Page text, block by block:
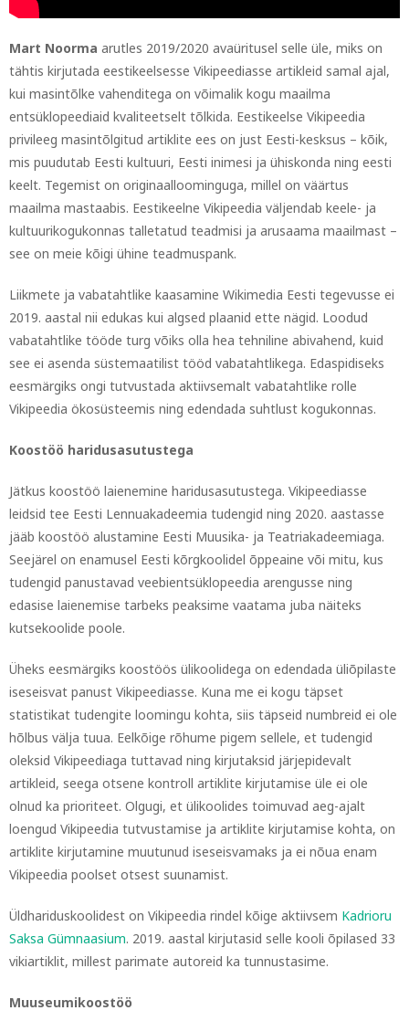
Mart Noorma arutles 2019/2020 avaüritusel selle üle, miks on
tähtis kirjutada eestikeelsesse Vikipeediasse artikleid samal ajal,
kui masintõlke vahenditega on võimalik kogu maailma
entsüklopeediaid kvaliteetselt tõlkida. Eestikeelse Vikipeedia
privileeg masintõlgitud artiklite ees on just Eesti-kesksus – kõik,
mis puudutab Eesti kultuuri, Eesti inimesi ja ühiskonda ning eesti
keelt. Tegemist on originaalloominguga, millel on väärtus
maailma mastaabis. Eestikeelne Vikipeedia väljendab keele- ja
kultuurikogukonnas talletatud teadmisi ja arusaama maailmast –
see on meie kõigi ühine teadmuspank.
Liikmete ja vabatahtlike kaasamine Wikimedia Eesti tegevusse ei
2019. aastal nii edukas kui algsed plaanid ette nägid. Loodud
vabatahtlike tööde turg võiks olla hea tehniline abivahend, kuid
see ei asenda süstemaatilist tööd vabatahtlikega. Edaspidiseks
eesmärgiks ongi tutvustada aktiivsemalt vabatahtlike rolle
Vikipeedia ökosüsteemis ning edendada suhtlust kogukonnas.
Koostöö haridusasutustega
Jätkus koostöö laienemine haridusasutustega. Vikipeediasse
leidsid tee Eesti Lennuakadeemia tudengid ning 2020. aastasse
jääb koostöö alustamine Eesti Muusika- ja Teatriakadeemiaga.
Seejärel on enamusel Eesti kõrgkoolidel õppeaine või mitu, kus
tudengid panustavad veebientsüklopeedia arengusse ning
edasise laienemise tarbeks peaksime vaatama juba näiteks
kutsekoolide poole.
Üheks eesmärgiks koostöös ülikoolidega on edendada üliõpilaste
iseseisvat panust Vikipeediasse. Kuna me ei kogu täpset
statistikat tudengite loomingu kohta, siis täpseid numbreid ei ole
hõlbus välja tuua. Eelkõige rõhume pigem sellele, et tudengid
oleksid Vikipeediaga tuttavad ning kirjutaksid järjepidevalt
artikleid, seega otsene kontroll artiklite kirjutamise üle ei ole
olnud ka prioriteet. Olgugi, et ülikoolides toimuvad aeg-ajalt
loengud Vikipeedia tutvustamise ja artiklite kirjutamise kohta, on
artiklite kirjutamine muutunud iseseisvamaks ja ei nõua enam
Vikipeedia poolset otsest suunamist.
Üldhariduskoolidest on Vikipeedia rindel kõige aktiivsem Kadrioru
Saksa Gümnaasium. 2019. aastal kirjutasid selle kooli õpilased 33
vikiartiklit, millest parimate autoreid ka tunnustasime.
Muuseumikoostöö